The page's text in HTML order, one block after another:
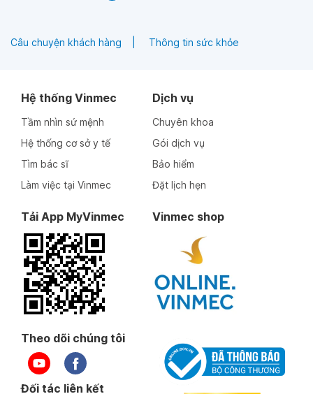
Câu chuyện khách hàng Thông tin sức khỏe
Hệ thống Vinmec
Tầm nhìn sứ mệnh
Hệ thống cơ sở y tế
Tìm bác sĩ
Làm việc tại Vinmec
Dịch vụ
Chuyên khoa
Gói dịch vụ
Bảo hiểm
Đặt lịch hẹn
Tải App MyVinmec Vinmec shop
Theo dõi chúng tôi
Đối tác liên kết